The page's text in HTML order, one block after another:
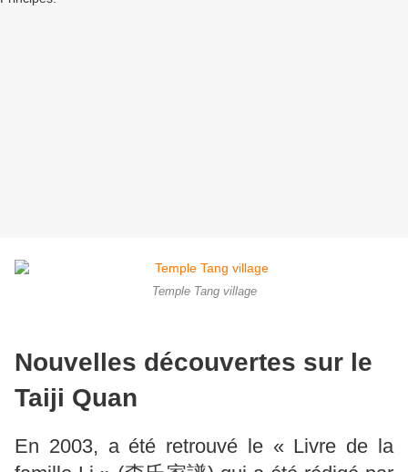
Temple Tang village
Nouvelles découvertes sur le
Taiji Quan
En 2003, a été retrouvé le « Livre de la